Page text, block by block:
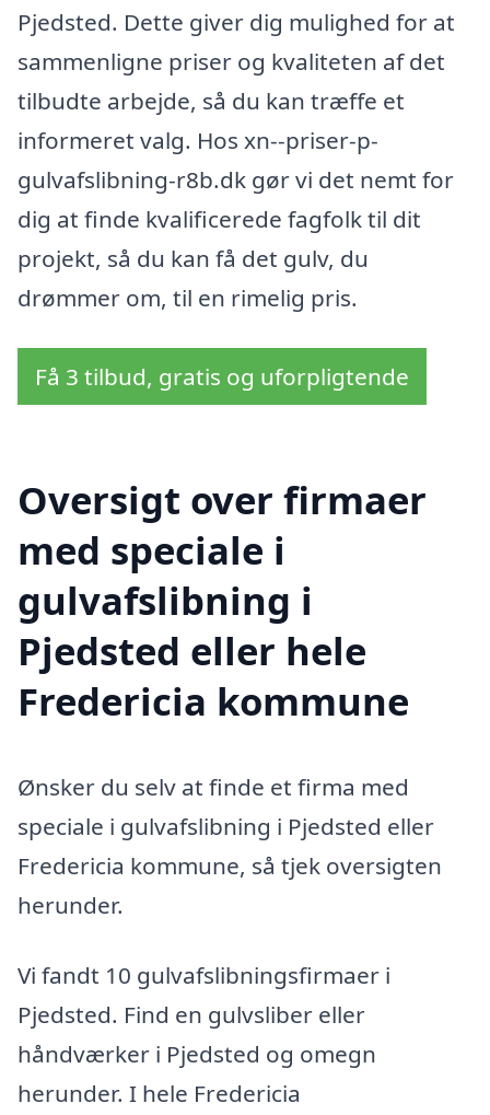
Pjedsted. Dette giver dig mulighed for at
sammenligne priser og kvaliteten af det
tilbudte arbejde, så du kan træffe et
informeret valg. Hos xn--priser-p-
gulvafslibning-r8b.dk gør vi det nemt for
dig at finde kvalificerede fagfolk til dit
projekt, så du kan få det gulv, du
drømmer om, til en rimelig pris.
Få 3 tilbud, gratis og uforpligtende
Oversigt over firmaer
med speciale i
gulvafslibning i
Pjedsted eller hele
Fredericia kommune
Ønsker du selv at finde et firma med
speciale i gulvafslibning i Pjedsted eller
Fredericia kommune, så tjek oversigten
herunder.
Vi fandt 10 gulvafslibningsfirmaer i
Pjedsted. Find en gulvsliber eller
håndværker i Pjedsted og omegn
herunder. I hele Fredericia